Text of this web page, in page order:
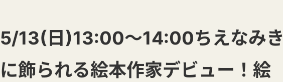
5/13(日)13:00～14:00ちえなみき
に飾られる絵本作家デビュー！絵